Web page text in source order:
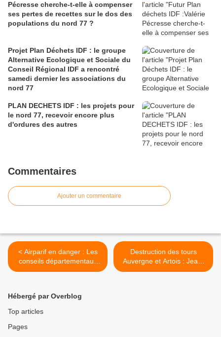
Pécresse cherche-t-elle à compenser
ses pertes de recettes sur le dos des
populations du nord 77 ?
Projet Plan Déchets IDF : le groupe
Alternative Ecologique et Sociale du
Conseil Régional IDF a rencontré
samedi dernier les associations du
nord 77
PLAN DECHETS IDF : les projets pour
le nord 77, recevoir encore plus
d'ordures des autres
Commentaires
Ajouter un commentaire
< Airparif en danger : Les
conseils départementaux
du 77, 78 et 92 suppriment
Destruction des tours
Auvergne et Artois : Jean-
François Copé doit dire où
Hébergé par Overblog
Top articles
Pages